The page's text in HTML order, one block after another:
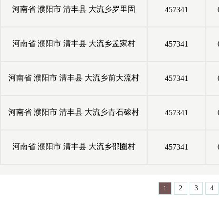
河南省 濮阳市 清丰县 大流乡罗里固 457341
河南省 濮阳市 清丰县 大流乡孟家村 457341
河南省 濮阳市 清丰县 大流乡前大流村 457341
河南省 濮阳市 清丰县 大流乡青石磙村 457341
河南省 濮阳市 清丰县 大流乡邵圈村 457341
1 2 3 4